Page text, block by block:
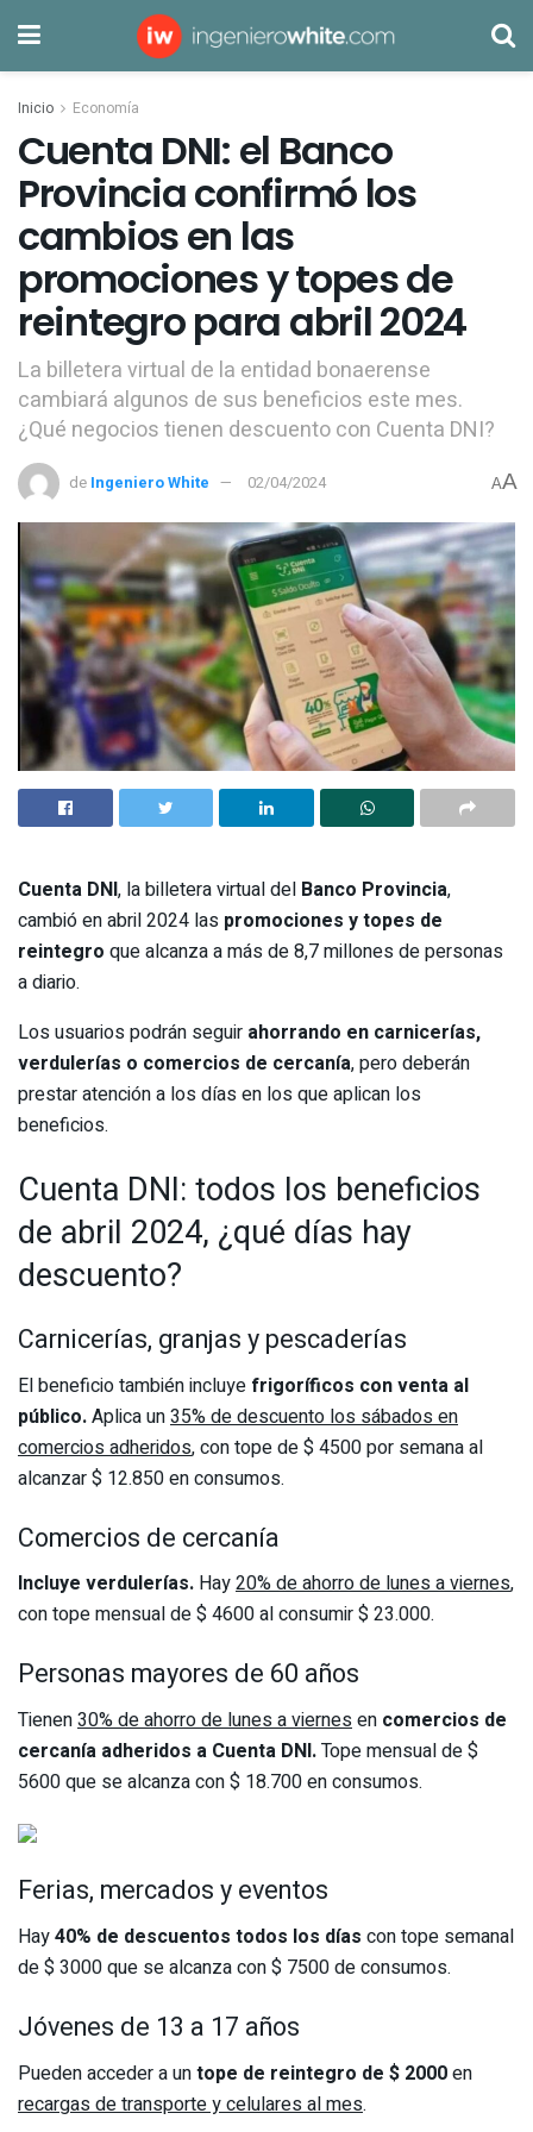
Inicio Economía
Cuenta DNI: el Banco
Provincia confirmó los
cambios en las
promociones y topes de
reintegro para abril 2024
La billetera virtual de la entidad bonaerense
cambiará algunos de sus beneficios este mes.
¿Qué negocios tienen descuento con Cuenta DNI?
de Ingeniero White 02/04/2024 AA
Cuenta DNI, la billetera virtual del Banco Provincia,
cambió en abril 2024 las promociones y topes de
reintegro que alcanza a más de 8,7 millones de personas
a diario.
Los usuarios podrán seguir ahorrando en carnicerías,
verdulerías o comercios de cercanía, pero deberán
prestar atención a los días en los que aplican los
beneficios.
Cuenta DNI: todos los beneficios
de abril 2024, ¿qué días hay
descuento?
Carnicerías, granjas y pescaderías
El beneficio también incluye frigoríficos con venta al
público.Aplica un35% de descuento los sábados en
comercios adheridos, con tope de $ 4500 por semana al
alcanzar $ 12.850 en consumos.
Comercios de cercanía
Incluye verdulerías. Hay20% de ahorro de lunes a viernes,
con tope mensual de $ 4600 al consumir $ 23.000.
Personas mayores de 60 años
Tienen30% de ahorro de lunes a viernesen comercios de
cercanía adheridos a Cuenta DNI.Tope mensual de $
5600 que se alcanza con $ 18.700 en consumos.
Ferias, mercados y eventos
Hay40% de descuentos todos los días con tope semanal
de $ 3000 que se alcanza con $ 7500 de consumos.
Jóvenes de 13 a 17 años
Pueden acceder a untope de reintegro de $ 2000en
recargas de transporte y celulares al mes.